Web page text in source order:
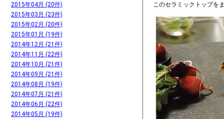
このセラミックトップを
2015年04月 (20件)
2015年03月 (23件)
2015年02月 (20件)
2015年01月 (19件)
2014年12月 (21件)
2014年11月 (22件)
2014年10月 (21件)
2014年09月 (21件)
2014年08月 (19件)
2014年07月 (21件)
2014年06月 (22件)
2014年05月 (19件)